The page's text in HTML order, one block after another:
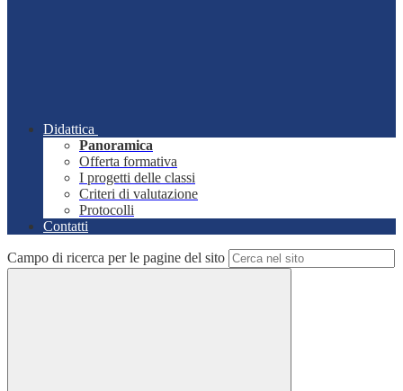
Didattica
Panoramica
Offerta formativa
I progetti delle classi
Criteri di valutazione
Protocolli
Contatti
Campo di ricerca per le pagine del sito